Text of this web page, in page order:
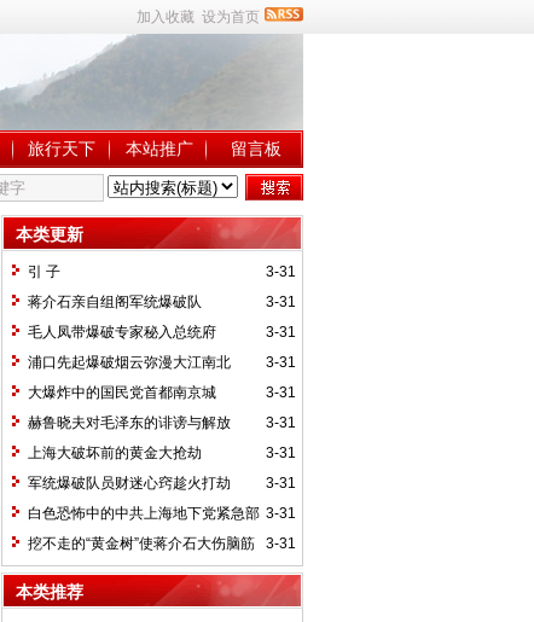
加入收藏 设为首页
旅行天下 本站推广 留言板
本类更新
3-31
引 子
3-31
蒋介石亲自组阁军统爆破队
3-31
毛人凤带爆破专家秘入总统府
3-31
浦口先起爆破烟云弥漫大江南北
3-31
大爆炸中的国民党首都南京城
3-31
赫鲁晓夫对毛泽东的诽谤与解放
军“瓷器店里打老鼠”
3-31
上海大破坏前的黄金大抢劫
3-31
军统爆破队员财迷心窍趁火打劫
3-31
白色恐怖中的中共上海地下党紧急部
署反破坏行动
3-31
挖不走的“黄金树”使蒋介石大伤脑筋
——资本家护厂
本类推荐